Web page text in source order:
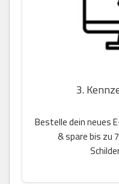
3.
Bestelle dein neues
& spare bis zu